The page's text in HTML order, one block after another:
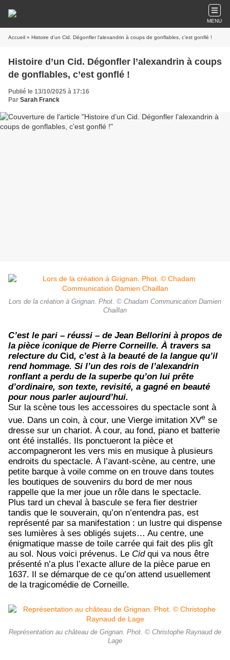
MENU
Accueil » Histoire d’un Cid. Dégonfler l’alexandrin à coups de gonflables, c’est gonflé !
Histoire d’un Cid. Dégonfler l’alexandrin à coups
de gonflables, c’est gonflé !
Publié le 13/10/2025 à 17:16
Par Sarah Franck
Lors de la création à Grignan. Phot. © Chadam Communication Damien
Chaillan
C’est le pari – réussi – de Jean Bellorini à propos de
la pièce iconique de Pierre Corneille. À travers sa
relecture du Cid, c’est à la beauté de la langue qu’il
rend hommage. Si l’un des rois de l’alexandrin
ronflant a perdu de la superbe qu’on lui prête
d’ordinaire, son texte, revisité, a gagné en beauté
pour nous parler aujourd’hui.
Sur la scène tous les accessoires du spectacle sont à
vue. Dans un coin, à cour, une Vierge imitation XVe se
dresse sur un chariot. À cour, au fond, piano et batterie
ont été installés. Ils ponctueront la pièce et
accompagneront les vers mis en musique à plusieurs
endroits du spectacle. À l’avant-scène, au centre, une
petite barque à voile comme on en trouve dans toutes
les boutiques de souvenirs du bord de mer nous
rappelle que la mer joue un rôle dans le spectacle.
Plus tard un cheval à bascule se fera fier destrier
tandis que le souverain, qu’on n’entendra pas, est
représenté par sa manifestation : un lustre qui dispense
ses lumières à ses obligés sujets… Au centre, une
énigmatique masse de toile carrée qui fait des plis gît
au sol. Nous voici prévenus. Le Cid qui va nous être
présenté n’a plus l’exacte allure de la pièce parue en
1637. Il se démarque de ce qu’on attend usuellement
de la tragicomédie de Corneille.
Représentation au château de Grignan. Phot. © Christophe Raynaud de
Lage